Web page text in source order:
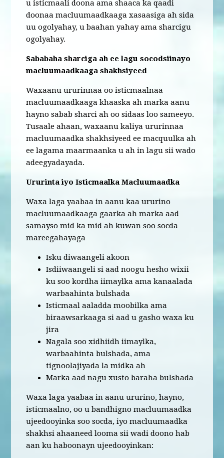
u isticmaali doona ama shaaca ka qaadi
doonaa macluumaadkaaga xasaasiga ah sida
uu ogolyahay, u baahan yahay ama sharcigu
ogolyahay.
Sababaha sharciga ah ee lagu socodsiinayo
macluumaadkaaga shakhsiyeed
Waxaanu ururinnaa oo isticmaalnaa
macluumaadkaaga khaaska ah marka aanu
hayno sabab sharci ah oo sidaas loo sameeyo.
Tusaale ahaan, waxaanu kaliya ururinnaa
macluumaadka shakhsiyeed ee macquulka ah
ee lagama maarmaanka u ah in lagu sii wado
adeegyadayada.
Ururinta iyo Isticmaalka Macluumaadka
Waxa laga yaabaa in aanu kaa ururino
macluumaadkaaga gaarka ah marka aad
samayso mid ka mid ah kuwan soo socda
mareegahayaga
Isku diwaangeli akoon
Isdiiwaangeli si aad noogu hesho wixii
ku soo kordha iimaylka ama kanaalada
warbaahinta bulshada
Isticmaal aaladda moobilka ama
biraawsarkaaga si aad u gasho waxa ku
jira
Nagala soo xidhiidh iimaylka,
warbaahinta bulshada, ama
tignoolajiyada la midka ah
Marka aad nagu xusto baraha bulshada
Waxa laga yaabaa in aanu ururino, hayno,
isticmaalno, oo u bandhigno macluumaadka
ujeedooyinka soo socda, iyo macluumaadka
shakhsi ahaaneed looma sii wadi doono hab
aan ku haboonayn ujeedooyinkan: